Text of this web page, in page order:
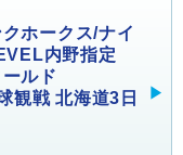
クホークス/ナイ
内野指定
ルド
観戦 北海道3日